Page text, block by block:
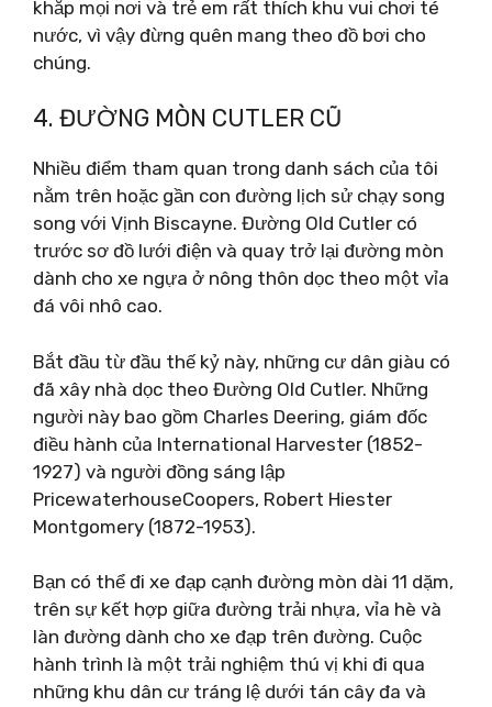
khắp mọi nơi và trẻ em rất thích khu vui chơi té
nước, vì vậy đừng quên mang theo đồ bơi cho
chúng.
4. ĐƯỜNG MÒN CUTLER CŨ
Nhiều điểm tham quan trong danh sách của tôi
nằm trên hoặc gần con đường lịch sử chạy song
song với Vịnh Biscayne. Đường Old Cutler có
trước sơ đồ lưới điện và quay trở lại đường mòn
dành cho xe ngựa ở nông thôn dọc theo một vỉa
đá vôi nhô cao.
Bắt đầu từ đầu thế kỷ này, những cư dân giàu có
đã xây nhà dọc theo Đường Old Cutler. Những
người này bao gồm Charles Deering, giám đốc
điều hành của International Harvester (1852-
1927) và người đồng sáng lập
PricewaterhouseCoopers, Robert Hiester
Montgomery (1872-1953).
Bạn có thể đi xe đạp cạnh đường mòn dài 11 dặm,
trên sự kết hợp giữa đường trải nhựa, vỉa hè và
làn đường dành cho xe đạp trên đường. Cuộc
hành trình là một trải nghiệm thú vị khi đi qua
những khu dân cư tráng lệ dưới tán cây đa và